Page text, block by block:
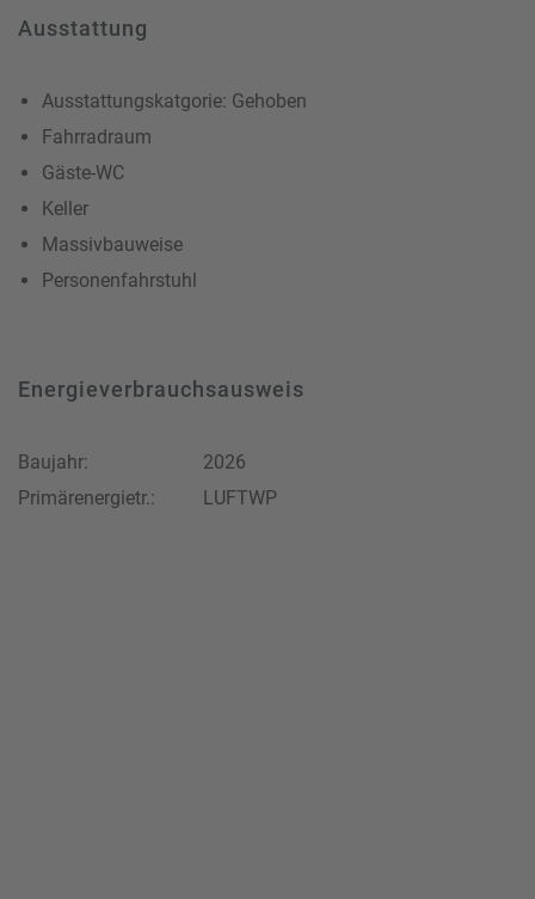
Ausstattung
Ausstattungskatgorie: Gehoben
Fahrradraum
Gäste-WC
Keller
Massivbauweise
Personenfahrstuhl
Energieverbrauchsausweis
Baujahr:
2026
Primärenergietr.:
LUFTWP